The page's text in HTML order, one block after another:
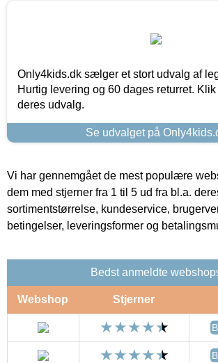
Only4kids.dk sælger et stort udvalg af
Hurtig levering og 60 dages returret.
deres udvalg.
Se udvalget på
Vi har gennemgået de mest populære
dem med stjerner fra 1 til 5 ud fra bl.a.
sortimentstørrelse, kundeservice,
betingelser, leveringsformer og
Bedst anmeldte
Webshop Stjerner